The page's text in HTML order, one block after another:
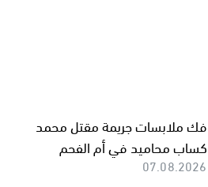
فك ملابسات جريمة مقتل محمد
كساب محاميد في أم الفحم
07.08.2026